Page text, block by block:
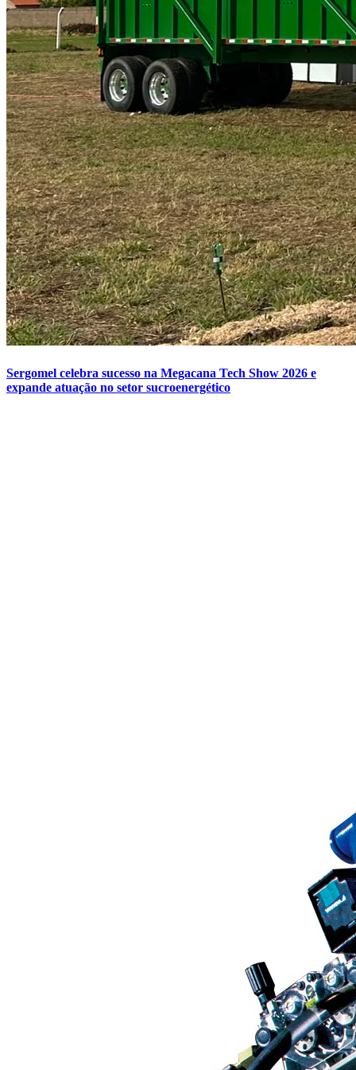
Sergomel celebra sucesso na Megacana Tech Show 2026 e
expande atuação no setor sucroenergético